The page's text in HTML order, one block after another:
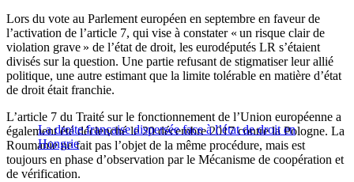
Lors du vote au Parlement européen en septembre en faveur de
l’activation de l’article 7, qui vise à constater « un risque clair de
violation grave » de l’état de droit, les eurodéputés LR s’étaient
divisés sur la question. Une partie refusant de stigmatiser leur allié
politique, une autre estimant que la limite tolérable en matière d’état
de droit était franchie.
La droite française dispersée face à l’état de droit en
Hongrie
L’article 7 du Traité sur le fonctionnement de l’Union européenne a
également été déclenché le 20 décembre 2017 contre la Pologne. La
Roumanie ne fait pas l’objet de la même procédure, mais est
toujours en phase d’observation par le Mécanisme de coopération et
de vérification.